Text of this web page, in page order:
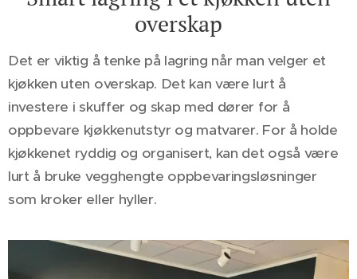
overskap
Det er viktig å tenke på lagring når man velger et
kjøkken uten overskap. Det kan være lurt å
investere i skuffer og skap med dører for å
oppbevare kjøkkenutstyr og matvarer. For å holde
kjøkkenet ryddig og organisert, kan det også være
lurt å bruke vegghengte oppbevaringsløsninger
som kroker eller hyller.